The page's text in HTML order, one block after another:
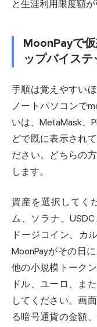
と生涯利用限度額が
MoonPayで
ップバイステ
手順は覚えやすい
ノートパソコンで
いは、MetaMask、
どで既に表示され
ださい。どちらの
します。
資産を選択してく
ム、ソラナ、USDC
ドージコイン、カ
MoonPayがその日
他の小規模トーク
ドル、ユーロ、ま
してください。画
る暗号通貨の金額